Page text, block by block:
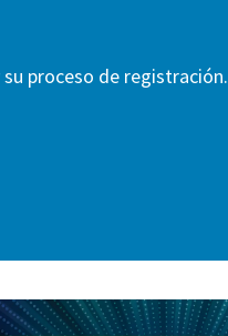
su proceso de registración.